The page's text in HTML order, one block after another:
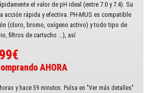
el valor de pH ideal (entre 7.0 y 7.4). Su
acción rápida y efectiva. PH-MUS es compatible
(cloro, bromo, oxígeno activo) y todo tipo de
filtros de cartucho ...), así
AHORA
y hace 59 minutos. Pulsa en "Ver más detalles"